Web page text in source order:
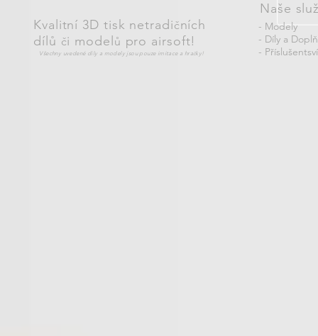
Naše
Kvalitní 3D tisk netradičních
dílů či model ů pro airsoft!
Všechny uvedené díly a modely jsou pouze imitace a hračky!
- Modely
- Díly a
- Příslušentsví